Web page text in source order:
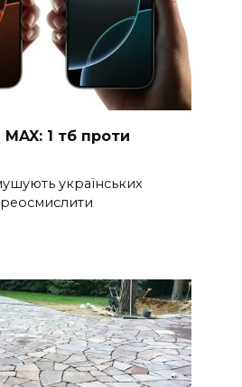
1 тб проти
українських